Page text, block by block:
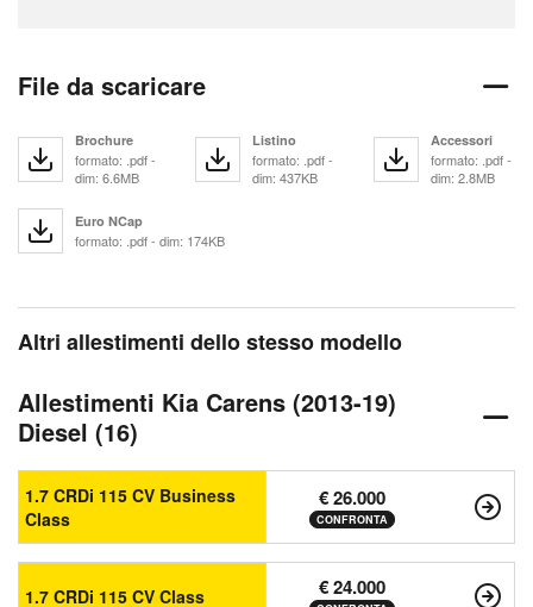
File da scaricare
Brochure
formato: .pdf -
dim: 6.6MB
Listino
formato: .pdf -
dim: 437KB
Accessori
formato: .pdf -
dim: 2.8MB
Euro NCap
formato: .pdf - dim: 174KB
Altri allestimenti dello stesso modello
Allestimenti Kia Carens (2013-19)
Diesel (16)
1.7 CRDi 115 CV Business
Class
€ 26.000
CONFRONTA
1.7 CRDi 115 CV Class € 24.000